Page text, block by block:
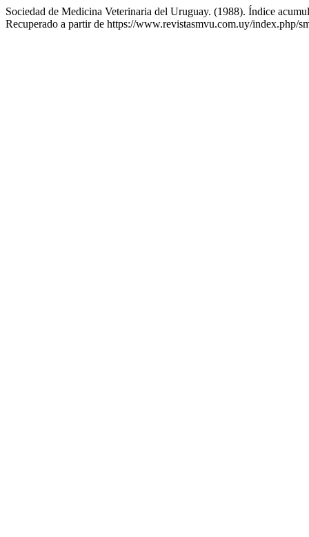
Sociedad de Medicina Veterinaria del Uruguay. (1988). Índice
Recuperado a partir de https://www.revistasmvu.com.uy/index.php/